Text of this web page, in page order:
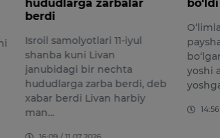
hududlarga zarbalar
berdi
Isroil samolyotlari 11-iyul
shanba kuni Livan
janubidagi bir nechta
hududlarga zarba berdi, deb
xabar berdi Livan harbiy
man…
bo‘ldi
yoshi
14:56 /